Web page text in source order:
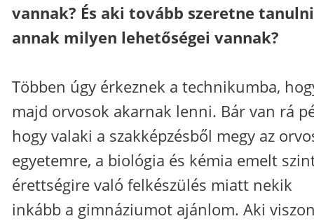
vannak? És aki tovább szeretne
annak milyen lehetőségei vannak?
Többen úgy érkeznek a technikumba,
majd orvosok akarnak lenni. Bár van rá
hogy valaki a szakképzésből megy az
egyetemre, a biológia és kémia emelt
érettségire való felkészülés miatt nekik
inkább a gimnáziumot ajánlom. Aki